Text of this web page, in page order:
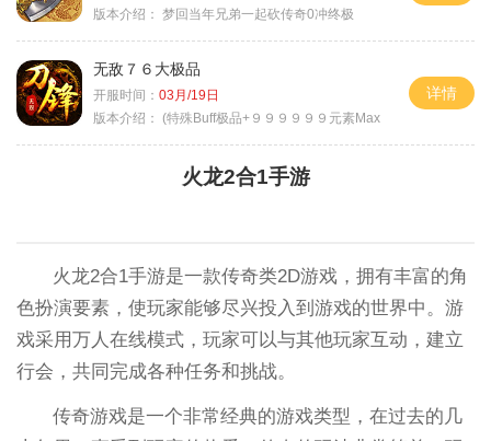
版本介绍： 梦回当年兄弟一起砍传奇0冲终极
无敌７６大极品
开服时间： 03月/19日
版本介绍： (特殊Buff极品+９９９９９９元素Max
详情
火龙2合1手游
火龙2合1手游是一款传奇类2D游戏，拥有丰富的角
色扮演要素，使玩家能够尽兴投入到游戏的世界中。游
戏采用万人在线模式，玩家可以与其他玩家互动，建立
行会，共同完成各种任务和挑战。
传奇游戏是一个非常经典的游戏类型，在过去的几